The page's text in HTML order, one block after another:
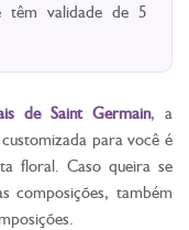
têm validade de 5
de Saint Germain, a
para você é
floral. Caso queira se
composições, também